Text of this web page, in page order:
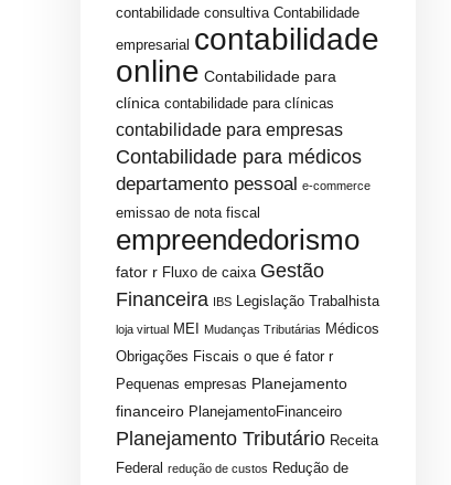
contabilidade consultiva Contabilidade
empresarial contabilidade
online Contabilidade para
clínica contabilidade para clínicas
contabilidade para empresas
Contabilidade para médicos
departamento pessoal e-commerce
emissao de nota fiscal
empreendedorismo
fator r Fluxo de caixa Gestão
Financeira IBS Legislação Trabalhista
loja virtual MEI Mudanças Tributárias Médicos
Obrigações Fiscais o que é fator r
Pequenas empresas Planejamento
financeiro PlanejamentoFinanceiro
Planejamento Tributário Receita
Federal redução de custos Redução de